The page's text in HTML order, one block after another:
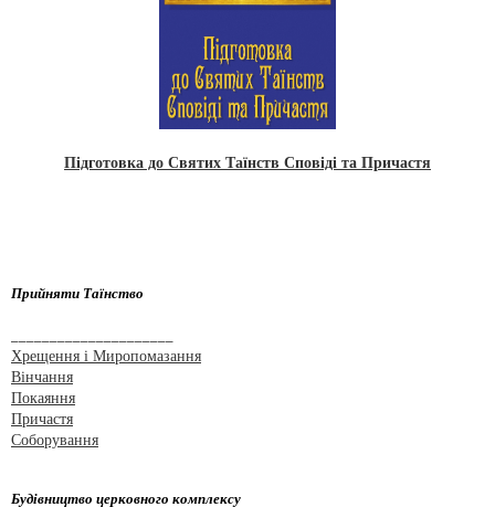
Підготовка до Святих Таїнств Сповіді та Причастя
Прийняти Таїнство
Хрещення і Миропомазання
Вінчання
Покаяння
Причастя
Соборування
Будівництво церковного комплексу